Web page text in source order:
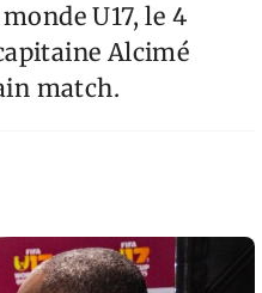
U17, le 4
Alcimé
match.